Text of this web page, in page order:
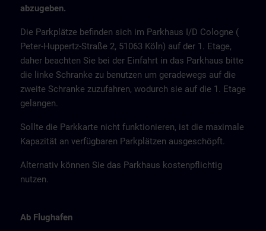
abzugeben.
Die Parkplätze befinden sich im Parkhaus I/D Cologne (
Peter-Huppertz-Straße 2, 51063 Köln) auf der 1. Etage,
daher beachten Sie bei der Einfahrt in das Parkhaus bitte
die linke Schranke zu benutzen um geradewegs auf die
zweite Schranke zuzufahren, wodurch sie auf die 1. Etage
gelangen.
Sollte die Parkkarte nicht funktionieren, ist die maximale
Kapazität an verfügbaren Parkplätzen ausgeschöpft.
Alternativ können Sie das Parkhaus kostenpflichtig
nutzen.
Ab Flughafen